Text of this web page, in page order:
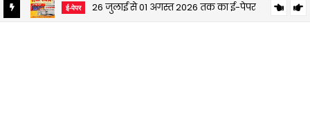
ई-पेपर 19 जुलाई से 25 जुलाई 2026 तक का ई-पेपर